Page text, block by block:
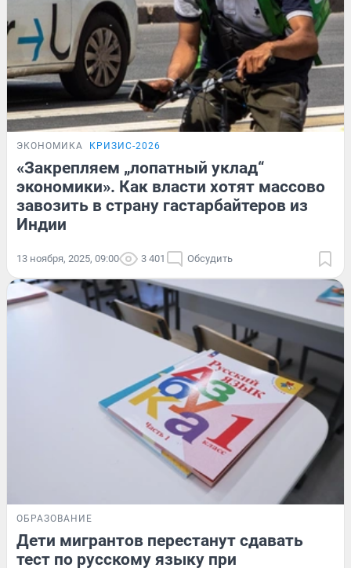
ЭКОНОМИКА КРИЗИС-2026
«Закрепляем „лопатный уклад“
экономики». Как власти хотят массово
завозить в страну гастарбайтеров из
Индии
13 ноября, 2025, 09:00 3 401 Обсудить
ОБРАЗОВАНИЕ
Дети мигрантов перестанут сдавать
тест по русскому языку при